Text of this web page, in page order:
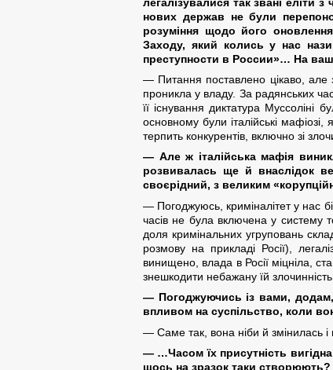
нових держав не були
розуміння щодо його
Заходу, який колись у нас
преступности в России»… На
— Питання поставлено цікаво, але
проникла у владу. За радянських
її існування диктатура
основному були італійські мафіозі,
терпить конкурентів, включно зі
— Але ж італійська мафія
розвивалась ще й внаслідок
своєрідний, з великим
— Погоджуюсь, криміналітет у нас
часів не була включена у систему
доля кримінальних угруповань
розмову на прикладі Росії),
винищено, влада в Росії міцніла,
знешкодити небажану їй
— Погоджуючись із вами, додам,
впливом на суспільство, коли
— Саме так, вона ніби й змінилась і
— …Часом їх присутність
щось на зразок таки створюють?